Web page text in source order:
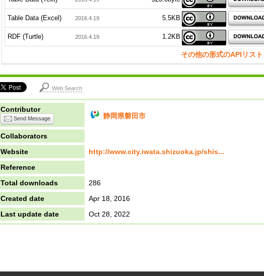
Table Data (Excel) 2016.4.19 5.5KB
RDF (Turtle) 2016.4.19 1.2KB
その他の形式のAPIリス
Web Search
Contributor
Send Message 静岡県磐田市
Collaborators
Website
http://www.city.iwata.shizuoka.jp/shis...
Reference
Total downloads
286
Created date
Apr 18, 2016
Last update date
Oct 28, 2022